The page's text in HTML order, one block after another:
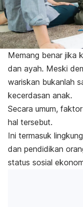
Memang benar jika
dan ayah. Meski
wariskan bukanlah
kecerdasan anak.
Secara umum,
hal tersebut.
Ini termasuk
dan pendidikan
status sosial